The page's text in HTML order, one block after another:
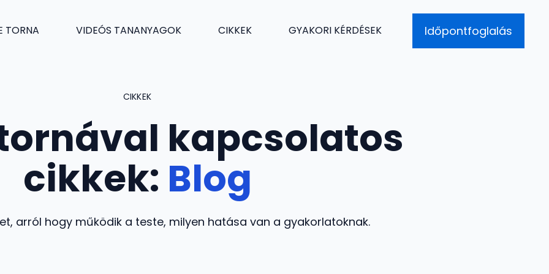
TORNA VIDEÓS TANANYAGOK CIKKEK GYAKORI KÉRDÉSEK Időpontfoglalás
CIKKEK
kapcsolatos
cikkek: Blog
arról hogy működik a teste, milyen hatása van a gyakorlatoknak.